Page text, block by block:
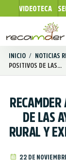
VIDEOTECA
INICIO / NOTICIAS
POSITIVOS DE LAS...
RECAMDER
DE LAS
RURAL Y
22 DE